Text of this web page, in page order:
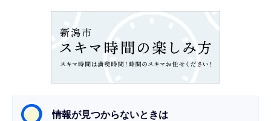
情報が見つからないときは